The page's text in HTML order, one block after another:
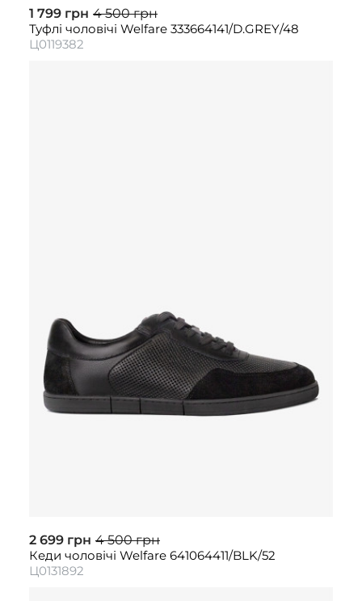
1 799 грн 4 500 грн
Туфлі чоловічі Welfare 333664141/D.GREY/48
Ц0119382
2 699 грн 4 500 грн
Кеди чоловічі Welfare 641064411/BLK/52
Ц0131892